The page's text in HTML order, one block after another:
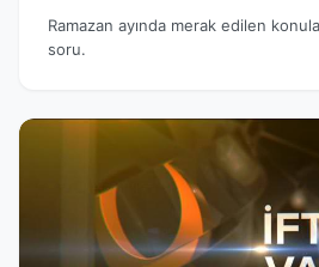
Ramazan ayında merak edilen
soru.